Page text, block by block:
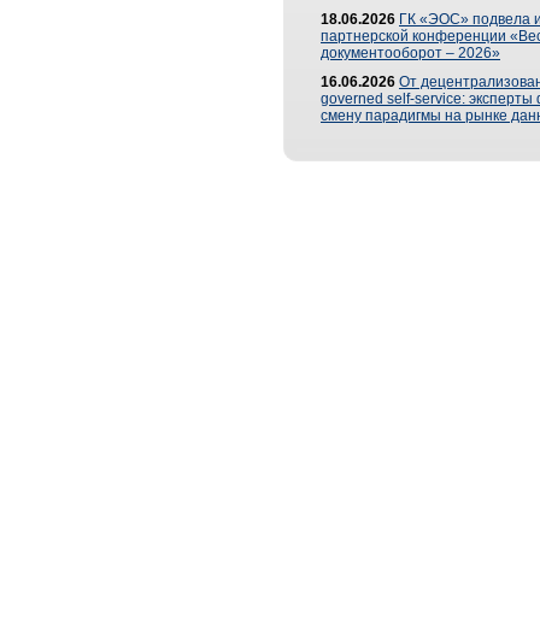
18.06.2026 ГК «ЭОС» подвела
партнерской конференции
документооборот – 2026»
16.06.2026 От
governed self-service: эксперты
смену парадигмы на рынке